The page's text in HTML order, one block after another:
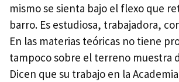
mismo se sienta bajo el flexo que
barro. Es estudiosa, trabajadora,
En las materias teóricas no tiene
tampoco sobre el terreno muestra
Dicen que su trabajo en la